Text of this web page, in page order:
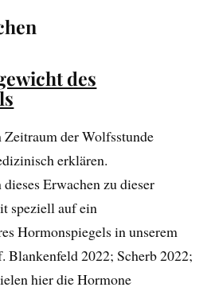
des
der Wolfsstunde
erklären.
Erwachen zu dieser
speziell auf ein
Hormonspiegels in unserem
Blankenfeld 2022; Scherb 2022;
hier die Hormone